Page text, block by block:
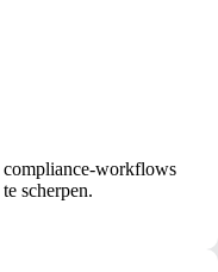
compliance-workflows
scherpen.